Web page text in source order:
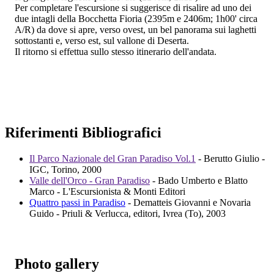
Per completare l'escursione si suggerisce di risalire ad uno dei
due intagli della Bocchetta Fioria (2395m e 2406m; 1h00' circa
A/R) da dove si apre, verso ovest, un bel panorama sui laghetti
sottostanti e, verso est, sul vallone di Deserta.
Il ritorno si effettua sullo stesso itinerario dell'andata.
Riferimenti Bibliografici
Il Parco Nazionale del Gran Paradiso Vol.1 - Berutto Giulio -
IGC, Torino, 2000
Valle dell'Orco - Gran Paradiso - Bado Umberto e Blatto
Marco - L'Escursionista & Monti Editori
Quattro passi in Paradiso - Dematteis Giovanni e Novaria
Guido - Priuli & Verlucca, editori, Ivrea (To), 2003
Photo gallery